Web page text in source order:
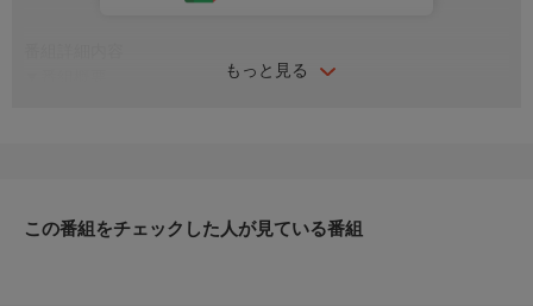
もっと見る
裏切る衝撃の結末を迎える。旅行者たちのカメラがとらえた決定
この番組をチェックした人が見ている番組